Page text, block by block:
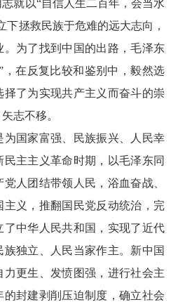
以“自信人生二百年，会当水
下拯救民族于危难的远大志向，
为了找到中国的出路，毛泽东
，在反复比较和鉴别中，毅然选
了为实现共产主义而奋斗的崇
志不移。
国家富强、民族振兴、人民幸
主主义革命时期，以毛泽东同
人团结带领人民，浴血奋战、
义，推翻国民党反动统治，完
了中华人民共和国，实现了近代
族独立、人民当家作主。新中国
力更生、发愤图强，进行社会主
的封建剥削压迫制度，确立社会